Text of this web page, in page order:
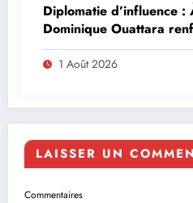
Diplomatie d’influence :
Dominique Ouattara
leadership solidaire de
Afrique
1 Août 2026
LAISSER UN
Commentaires